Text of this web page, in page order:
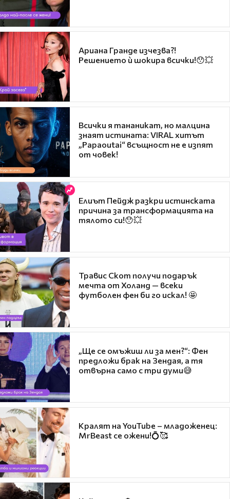
Ариана Гранде изчезва?!
Решението ѝ шокира всички!😯💥
Всички я тананикат, но малцина
знаят истината: VIRAL хитът
„Papaoutai“ всъщност не е изпят
от човек!
Елиът Пейдж разкри истинската
причина за трансформацията на
тялото си!😯💥
Травис Скот получи подарък
мечта от Холанд — всеки
футболен фен би го искал! 🤩
„Ще се омъжиш ли за мен?“: Фен
предложи брак на Зендая, а тя
отвърна само с три думи😅
Кралят на YouTube – младоженец:
MrBeast се ожени!💍🥰